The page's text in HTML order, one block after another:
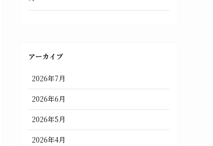
アーカイブ
2026年7月
2026年6月
2026年5月
2026年4月